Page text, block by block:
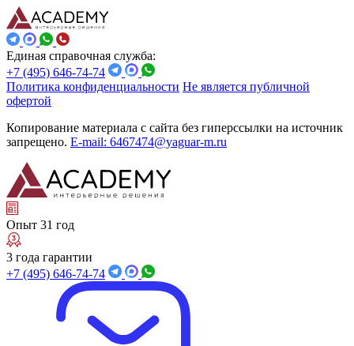
Единая справочная служба:
+7 (495) 646-74-74
Политика конфиденциальности Не является публичной
офертой
Копирование материала с сайта без гиперссылки на источник
запрещено. E-mail: 6467474@yaguar-m.ru
Опыт 31 год
3 года гарантии
+7 (495) 646-74-74